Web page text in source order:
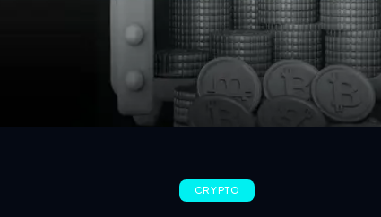
CRYPTO